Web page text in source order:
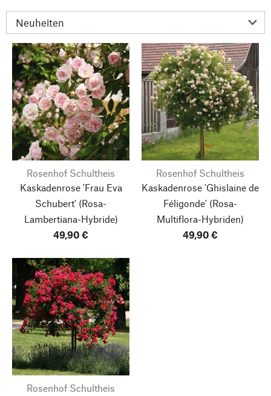
Rosenhof Schultheis
Kaskadenrose 'Frau Eva
Schubert' (Rosa-
Lambertiana-Hybride)
49,90 €
Rosenhof Schultheis
Kaskadenrose 'Ghislaine de
Féligonde' (Rosa-
Multiflora-Hybriden)
49,90 €
Rosenhof Schultheis